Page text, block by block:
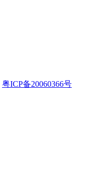
粤ICP备20060366号